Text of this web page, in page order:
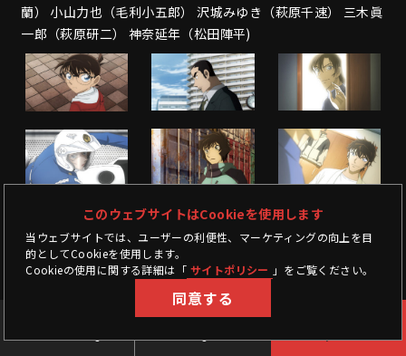
このウェブサイトはCookieを使用します
当ウェブサイトでは、ユーザーの利便性、マーケティングの向上を目
的としてCookieを使用します。
Cookieの使用に関する詳細は「 サイトポリシー 」をご覧ください。
同意する
蘭） 小山力也（毛利小五郎） 沢城みゆき（萩原千速） 三木眞
一郎（萩原研二） 神奈延年（松田陣平)